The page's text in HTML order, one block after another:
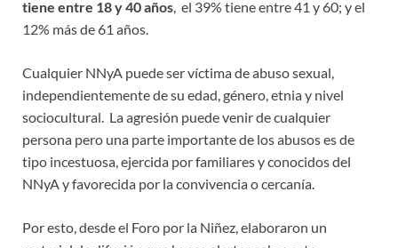
tiene entre 18 y 40 años, el 39% tiene entre 41 y 60; y el
12% más de 61 años.
Cualquier NNyA puede ser víctima de abuso sexual,
independientemente de su edad, género, etnia y nivel
sociocultural. La agresión puede venir de cualquier
persona pero una parte importante de los abusos es de
tipo incestuosa, ejercida por familiares y conocidos del
NNyA y favorecida por la convivencia o cercanía.
Por esto, desde el Foro por la Niñez, elaboraron un